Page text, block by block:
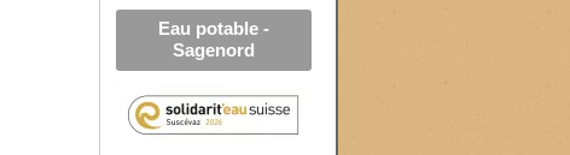
Eau potable -
Sagenord